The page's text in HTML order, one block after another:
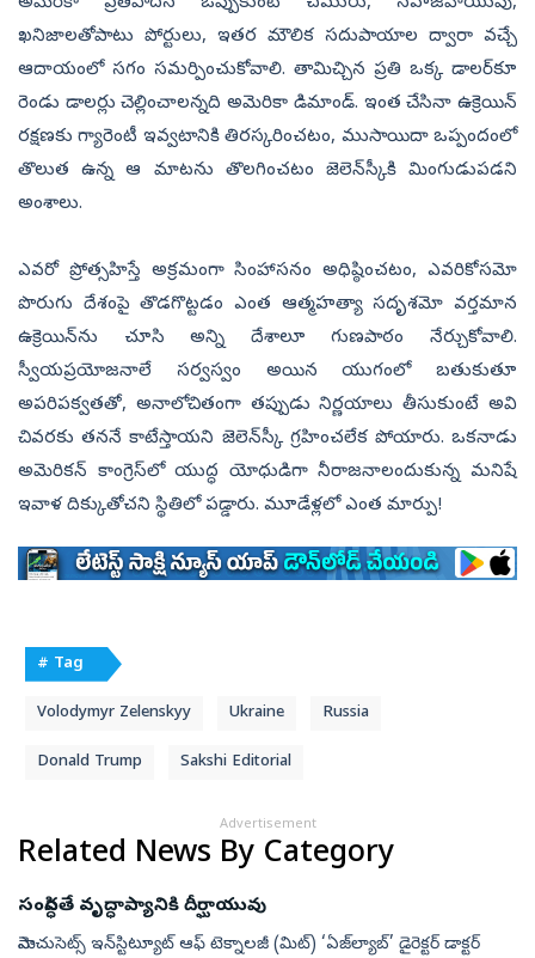
ఖనిజాలతోపాటు పోర్టులు, ఇతర మౌలిక సదుపాయాల ద్వారా వచ్చే
ఆదాయంలో సగం సమర్పించుకోవాలి. తామిచ్చిన ప్రతి ఒక్క డాలర్‌కూ
రెండు డాలర్లు చెల్లించాలన్నది అమెరికా డిమాండ్‌. ఇంత చేసినా ఉక్రెయిన్‌
రక్షణకు గ్యారెంటీ ఇవ్వటానికి తిరస్కరించటం, ముసాయిదా ఒప్పందంలో
తొలుత ఉన్న ఆ మాటను తొలగించటం జెలెన్‌స్కీకి మింగుడుపడని
అంశాలు.
ఎవరో ప్రోత్సహిస్తే అక్రమంగా సింహాసనం అధిష్ఠించటం, ఎవరికోసమో
పొరుగు దేశంపై తొడగొట్టడం ఎంత ఆత్మహత్యా సదృశమో వర్తమాన
ఉక్రెయిన్‌ను చూసి అన్ని దేశాలూ గుణపాఠం నేర్చుకోవాలి.
స్వీయప్రయోజనాలే సర్వస్వం అయిన యుగంలో బతుకుతూ
అపరిపక్వతతో, అనాలోచితంగా తప్పుడు నిర్ణయాలు తీసుకుంటే అవి
చివరకు తననే కాటేస్తాయని జెలెన్‌స్కీ గ్రహించలేక పోయారు. ఒకనాడు
అమెరికన్‌ కాంగ్రెస్‌లో యుద్ధ యోధుడిగా నీరాజనాలందుకున్న మనిషే
ఇవాళ దిక్కుతోచని స్థితిలో పడ్డారు. మూడేళ్లలో ఎంత మార్పు!
# Tag
Volodymyr Zelenskyy Ukraine Russia
Donald Trump Sakshi Editorial
Advertisement
Related News By Category
సంసిద్ధతే వృద్ధాప్యానికి దీర్ఘాయువు
మెసాచుసెట్స్‌ ఇన్‌స్టిట్యూట్‌ ఆఫ్‌ టెక్నాలజీ (మిట్‌) ‘ఏజ్‌ల్యాబ్‌’ డైరెక్టర్‌ డాక్టర్‌